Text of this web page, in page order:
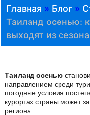
Главная » Блог »
Таиланд осенью:
выходят из
Таиланд осенью
направлением среди
погодные условия
курортах страны может
региона.